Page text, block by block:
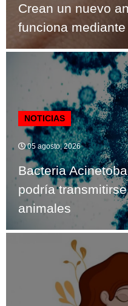
Crean un nuevo
funciona
NOTICIAS
05 agosto, 2026
Bacteria
podría
animales